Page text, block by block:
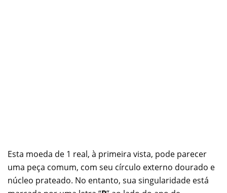
Esta moeda de 1 real, à primeira vista, pode parecer
uma peça comum, com seu círculo externo dourado e
núcleo prateado. No entanto, sua singularidade está